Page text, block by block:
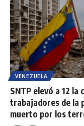
VENEZUELA
SNTP elevó a 12 la
trabajadores de la
muerto por los